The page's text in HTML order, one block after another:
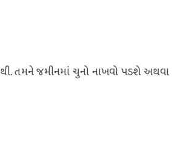
તમને જમીનમાં ચુનો નાખવો પડશે અથવા